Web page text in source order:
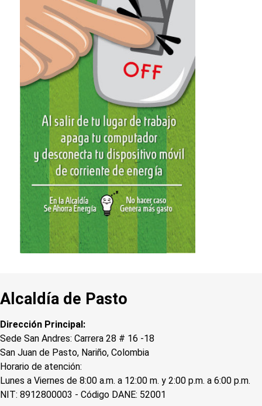
Alcaldía de Pasto
Dirección Principal:
Sede San Andres: Carrera 28 # 16 -18
San Juan de Pasto, Nariño, Colombia
Horario de atención:
Lunes a Viernes de 8:00 a.m. a 12:00 m. y 2:00 p.m. a 6:00 p.m.
NIT: 8912800003 - Código DANE: 52001